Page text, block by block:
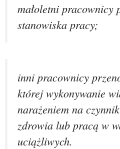
małoletni pracownicy
stanowiska pracy;
inni pracownicy
której wykonywanie
narażeniem na
zdrowia lub pracą w
uciążliwych.